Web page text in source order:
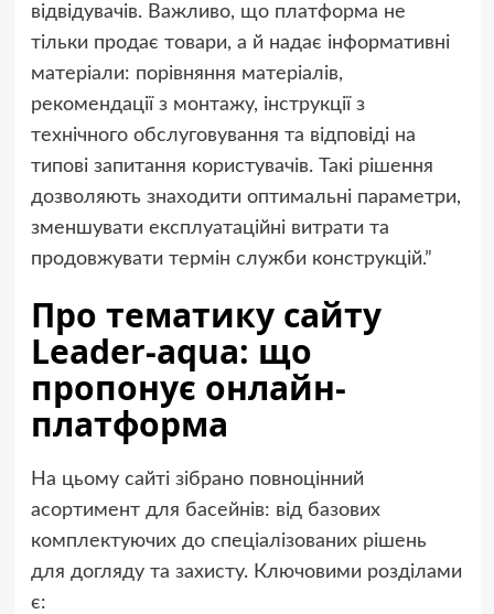
відвідувачів. Важливо, що платформа не
тільки продає товари, а й надає інформативні
матеріали: порівняння матеріалів,
рекомендації з монтажу, інструкції з
технічного обслуговування та відповіді на
типові запитання користувачів. Такі рішення
дозволяють знаходити оптимальні параметри,
зменшувати експлуатаційні витрати та
продовжувати термін служби конструкцій.”
Про тематику сайту
Leader-aqua: що
пропонує онлайн-
платформа
На цьому сайті зібрано повноцінний
асортимент для басейнів: від базових
комплектуючих до спеціалізованих рішень
для догляду та захисту. Ключовими розділами
є: